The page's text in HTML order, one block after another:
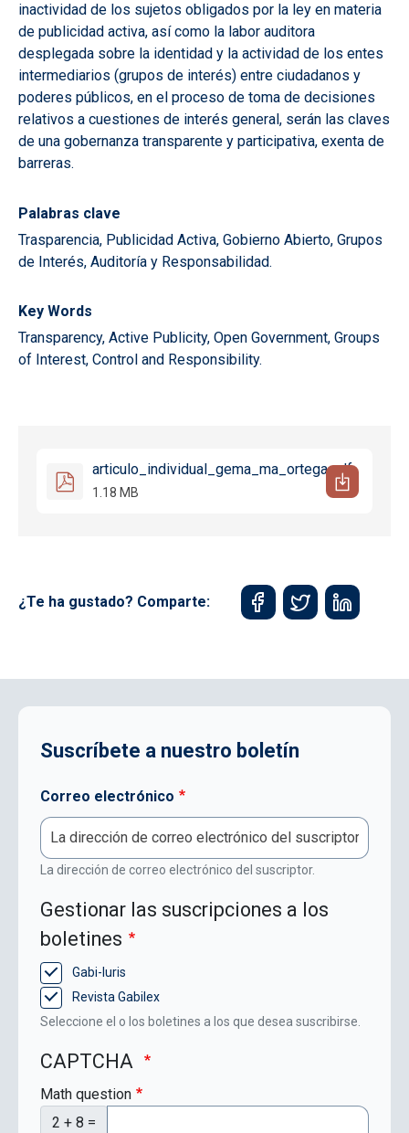
inactividad de los sujetos obligados por la ley en materia
de publicidad activa, así como la labor auditora
desplegada sobre la identidad y la actividad de los entes
intermediarios (grupos de interés) entre ciudadanos y
poderes públicos, en el proceso de toma de decisiones
relativos a cuestiones de interés general, serán las claves
de una gobernanza transparente y participativa, exenta de
barreras.
Palabras clave
Trasparencia, Publicidad Activa, Gobierno Abierto, Grupos
de Interés, Auditoría y Responsabilidad.
Key Words
Transparency, Active Publicity, Open Government, Groups
of Interest, Control and Responsibility.
articulo_individual_gema_ma_ortega.pdf
1.18 MB
¿Te ha gustado? Comparte:
Suscríbete a nuestro boletín
Correo electrónico
La dirección de correo electrónico del suscriptor.
Gestionar las suscripciones a los
boletines
Gabi-Iuris
Revista Gabilex
Seleccione el o los boletines a los que desea suscribirse.
CAPTCHA
Math question
2 + 8 =